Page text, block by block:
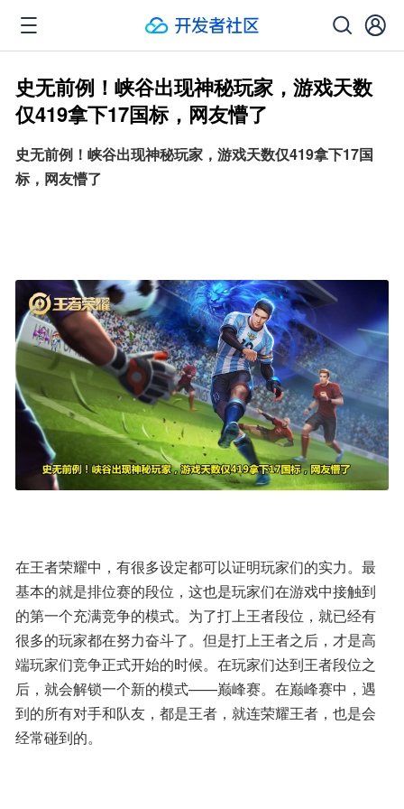
史无前例！峡谷出现神秘玩家，游戏天数
仅419拿下17国标，网友懵了
史无前例！峡谷出现神秘玩家，游戏天数仅419拿下17国
标，网友懵了
在王者荣耀中，有很多设定都可以证明玩家们的实力。最
基本的就是排位赛的段位，这也是玩家们在游戏中接触到
的第一个充满竞争的模式。为了打上王者段位，就已经有
很多的玩家都在努力奋斗了。但是打上王者之后，才是高
端玩家们竞争正式开始的时候。在玩家们达到王者段位之
后，就会解锁一个新的模式——巅峰赛。在巅峰赛中，遇
到的所有对手和队友，都是王者，就连荣耀王者，也是会
经常碰到的。